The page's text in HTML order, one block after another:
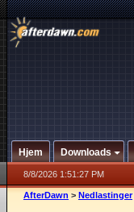
Hjem Downloads
8/8/2026 1:51:27 PM
AfterDawn > Nedlastinger